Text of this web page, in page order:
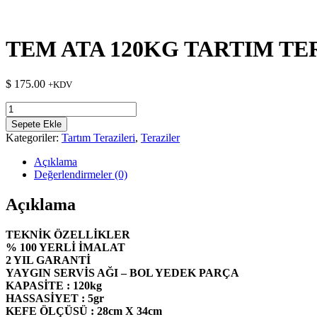
TEM ATA 120KG TARTIM
$ 175.00 +KDV
TEM
ATA
120KG
TARTIM
TERAZİSİ
adet
Sepete Ekle
Kategoriler: Tartım Terazileri, Teraziler
Açıklama
Değerlendirmeler (0)
Açıklama
TEKNİK ÖZELLİKLER
% 100 YERLİ İMALAT
2 YIL GARANTİ
YAYGIN SERVİS AĞI – BOL YEDEK PARÇA
KAPASİTE : 120kg
HASSASİYET : 5gr
KEFE ÖLÇÜSÜ : 28cm X 34cm